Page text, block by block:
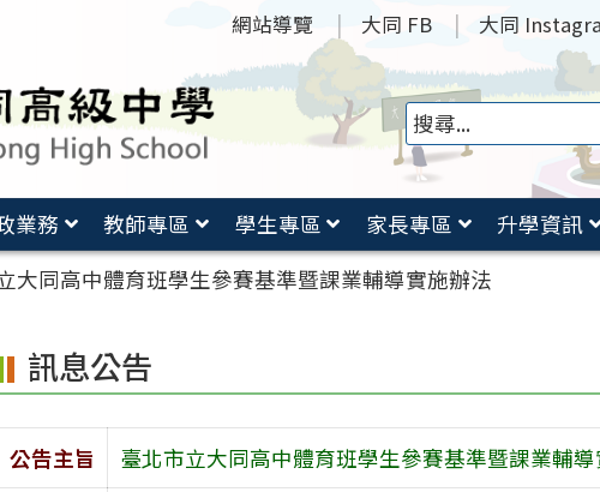
網站導覽 大同 FB 大同
業務 教師專區 學生專區 家長專區 升學資訊
大同高中體育班學生參賽基準暨課業輔導實施辦法
訊息公告
公告主旨
臺北市立大同高中體育班學生參賽基準暨課業輔